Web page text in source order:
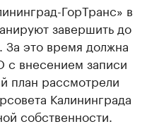
ГорТранс» в
завершить до
За это время должна
с внесением записи
план рассмотрели
Калининграда
собственности.